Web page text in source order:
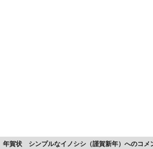
年賀状 シンプルなイノシシ（謹賀新年）へのコメ